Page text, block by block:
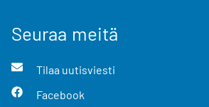
Seuraa meitä
Tilaa uutisviesti
Facebook